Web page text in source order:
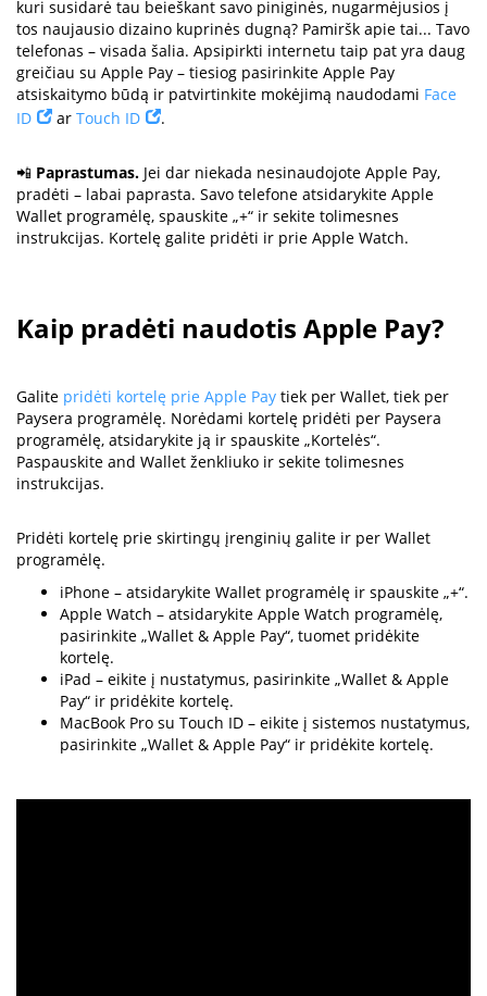
kuri susidarė tau beieškant savo piniginės, nugarmėjusios į
tos naujausio dizaino kuprinės dugną? Pamiršk apie tai... Tavo
telefonas – visada šalia. Apsipirkti internetu taip pat yra daug
greičiau su Apple Pay – tiesiog pasirinkite Apple Pay
atsiskaitymo būdą ir patvirtinkite mokėjimą naudodami Face
ID
ar Touch ID .
📲 Paprastumas. Jei dar niekada nesinaudojote Apple Pay,
pradėti – labai paprasta. Savo telefone atsidarykite Apple
Wallet programėlę, spauskite „+“ ir sekite tolimesnes
instrukcijas. Kortelę galite pridėti ir prie Apple Watch.
Kaip pradėti naudotis Apple Pay?
Galite pridėti kortelę prie Apple Pay tiek per Wallet, tiek per
Paysera programėlę. Norėdami kortelę pridėti per Paysera
programėlę, atsidarykite ją ir spauskite „Kortelės“.
Paspauskite and Wallet ženkliuko ir sekite tolimesnes
instrukcijas.
Pridėti kortelę prie skirtingų įrenginių galite ir per Wallet
programėlę.
iPhone – atsidarykite Wallet programėlę ir spauskite „+“.
Apple Watch – atsidarykite Apple Watch programėlę,
pasirinkite „Wallet & Apple Pay“, tuomet pridėkite
kortelę.
iPad – eikite į nustatymus, pasirinkite „Wallet & Apple
Pay“ ir pridėkite kortelę.
MacBook Pro su Touch ID – eikite į sistemos nustatymus,
pasirinkite „Wallet & Apple Pay“ ir pridėkite kortelę.